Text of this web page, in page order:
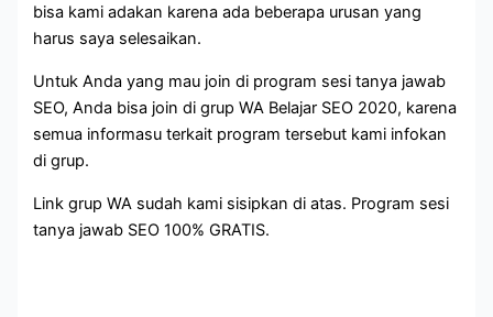
bisa kami adakan karena ada beberapa urusan yang
harus saya selesaikan.
Untuk Anda yang mau join di program sesi tanya jawab
SEO, Anda bisa join di grup WA Belajar SEO 2020, karena
semua informasu terkait program tersebut kami infokan
di grup.
Link grup WA sudah kami sisipkan di atas. Program sesi
tanya jawab SEO 100% GRATIS.